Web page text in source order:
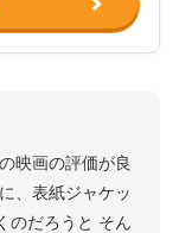
映画の評価が良
、表紙ジャケッ
のだろうと そん